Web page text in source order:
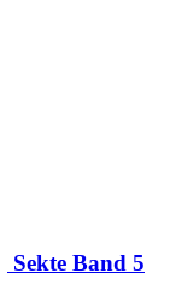
Sekte Band 5